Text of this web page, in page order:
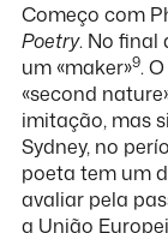
Começo com
Poetry. No final
um «maker»9.
«second
imitação, mas
Sydney, no
poeta tem um
avaliar pela
a União